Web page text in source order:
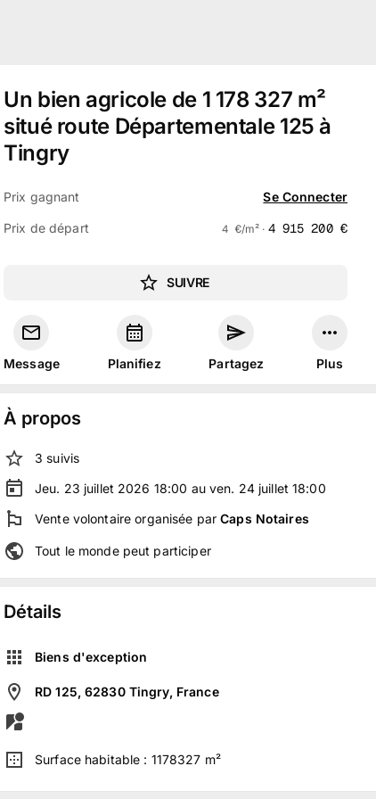
Un bien agricole de 1 178 327 m²
situé route Départementale 125 à
Tingry
Prix gagnant Se Connecter
Prix de départ 4 €/m² · 4 915 200 €
SUIVRE
Message Planifiez Partagez Plus
À propos
3 suivis
Jeu. 23 juillet 2026 18:00 au ven. 24 juillet 18:00
Vente volontaire organisée parCaps Notaires
Tout le monde peut participer
Détails
Biens d'exception
RD 125, 62830 Tingry, France
Surface habitable : 1178327 m²